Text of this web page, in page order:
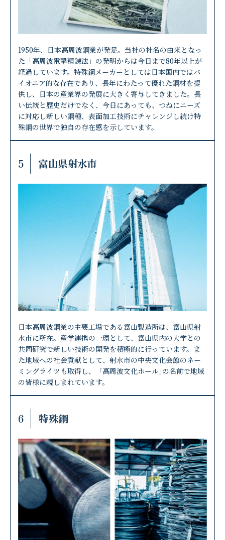
1950年、日本高周波鋼業が発足。当社の社名の由来となっ
た「高周波電撃精錬法」の発明からは今日まで80年以上が
経過しています。特殊鋼メーカーとしては日本国内ではパ
イオニア的な存在であり、長年にわたって優れた鋼材を提
供し、日本の産業界の発展に大きく寄与してきました。長
い伝統と歴史だけでなく、今日にあっても、つねにニーズ
に対応し新しい鋼種、表面加工技術にチャレンジし続け特
殊鋼の世界で独自の存在感を示しています。
5 富山県射水市
日本高周波鋼業の主要工場である富山製造所は、富山県射
水市に所在。産学連携の一環として、富山県内の大学との
共同研究で新しい技術の開発を積極的に行っています。ま
た地域への社会貢献として、射水市の中央文化会館のネー
ミングライツも取得し、「高周波文化ホール｣の名前で地域
の皆様に親しまれています。
6 特殊鋼